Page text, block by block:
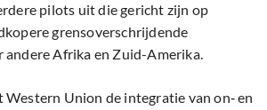
pilots uit die gericht zijn op
grensoverschrijdende
andere Afrika en Zuid-Amerika.
Western Union de integratie van on‑ en